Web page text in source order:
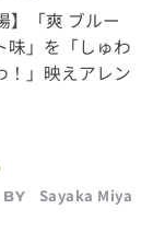
】「爽 ブルー
味」を「しゅわ
！」映えアレン
Sayaka Miya